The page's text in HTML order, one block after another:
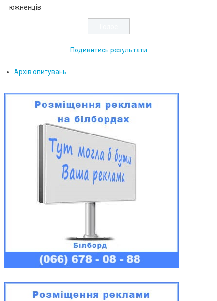
южненців
Подивитись результати
Архів опитувань